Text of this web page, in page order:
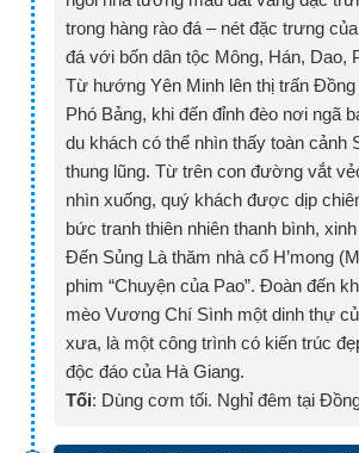
trong hàng rào đá – nét đặc trưng
đá với bốn dân tộc Mông, Hán, Dao,
Từ hướng Yên Minh lên thị trấn Đồng
Phó Bảng, khi đến đỉnh đèo nơi ngã
du khách có thể nhìn thấy toàn cảnh
thung lũng. Từ trên con đường vắt
nhìn xuống, quý khách được dịp
bức tranh thiên nhiên thanh bình, xinh
Đến Sủng Là thăm nhà cổ H’mong
phim “Chuyện của Pao”. Đoàn đến
mèo Vương Chí Sình một dinh thự
xưa, là một công trình có kiến trúc
độc đáo của Hà Giang.
Tối: Dùng cơm tối. Nghỉ đêm tại